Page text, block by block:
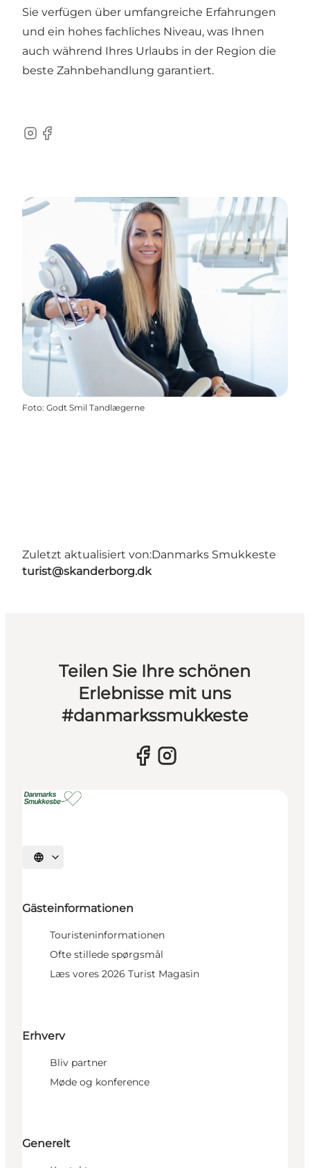
Sie verfügen über umfangreiche Erfahrungen
und ein hohes fachliches Niveau, was Ihnen
auch während Ihres Urlaubs in der Region die
beste Zahnbehandlung garantiert.
Instagram
Facebook
Foto: Godt Smil Tandlægerne
Zuletzt aktualisiert von:Danmarks Smukkeste
turist@skanderborg.dk
Teilen Sie Ihre schönen
Erlebnisse mit uns
#danmarkssmukkeste
Sprache auswählen
Gästeinformationen
Touristeninformationen
Ofte stillede spørgsmål
Læs vores 2026 Turist Magasin
Erhverv
Bliv partner
Møde og konference
Generelt